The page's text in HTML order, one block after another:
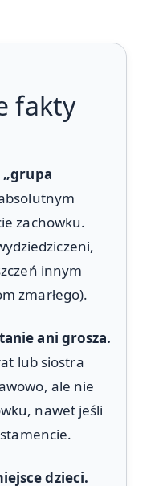
fakty
„grupa
zachowku.
innym
zmarłego).
ani grosza.
lub siostra
ale nie
nawet jeśli
dzieci.